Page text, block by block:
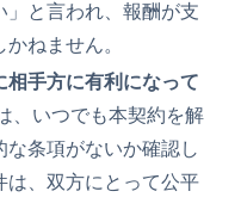
」と言われ、報酬が支
ねません。
相手方に有利になって
、いつでも本契約を解
な条項がないか確認し
は、双方にとって公平